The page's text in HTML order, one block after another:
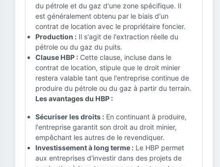
du pétrole et du gaz d'une zone spécifique. Il
est généralement obtenu par le biais d'un
contrat de location avec le propriétaire foncier.
Production : Il s'agit de l'extraction réelle du
pétrole ou du gaz du puits.
Clause HBP : Cette clause, incluse dans le
contrat de location, stipule que le droit minier
restera valable tant que l'entreprise continue de
produire du pétrole ou du gaz à partir du terrain.
Les avantages du HBP :
Sécuriser les droits : En continuant à produire,
l'entreprise garantit son droit au droit minier,
empêchant les autres de le revendiquer.
Investissement à long terme : Le HBP permet
aux entreprises d'investir dans des projets de